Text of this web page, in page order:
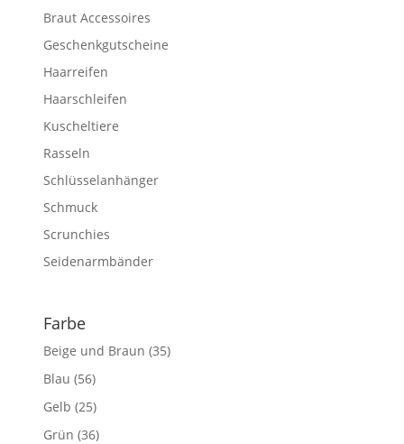
Braut Accessoires
Geschenkgutscheine
Haarreifen
Haarschleifen
Kuscheltiere
Rasseln
Schlüsselanhänger
Schmuck
Scrunchies
Seidenarmbänder
Farbe
Beige und Braun (35)
Blau (56)
Gelb (25)
Grün (36)